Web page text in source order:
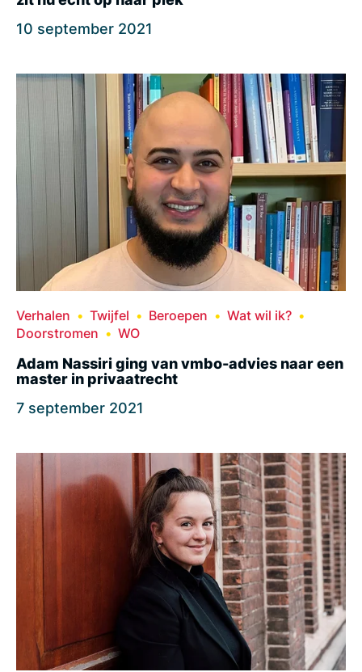
10 september 2021
Verhalen Twijfel Beroepen
Wat wil ik?
Doorstromen
WO
Adam Nassiri ging van vmbo-advies naar een
master in privaatrecht
7 september 2021